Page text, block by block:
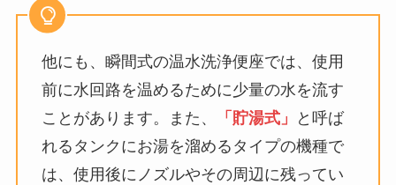
他にも、瞬間式の温水洗浄便座では、使用
前に水回路を温めるために少量の水を流す
ことがあります。また、
「貯湯式」
と呼ば
れるタンクにお湯を溜めるタイプの機種で
は、使用後にノズルやその周辺に残ってい